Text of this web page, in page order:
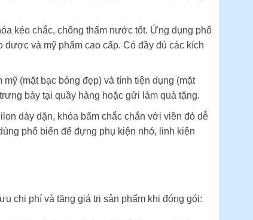
kéo chắc, chống thấm nước tốt. Ứng dụng phổ
và mỹ phẩm cao cấp. Có đầy đủ các kích
(mặt bạc bóng đẹp) và tính tiện dụng (mặt
bày tại quầy hàng hoặc gửi làm quà tặng.
dày dặn, khóa bấm chắc chắn với viền đỏ dễ
phổ biến để đựng phụ kiện nhỏ, linh kiện
chi phí và tăng giá trị sản phẩm khi đóng gói: